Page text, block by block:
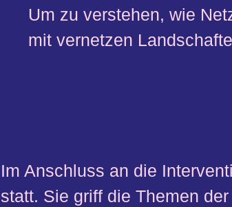
Um zu verstehen, wie
mit vernetzen
Im Anschluss an die
statt. Sie griff die Themen